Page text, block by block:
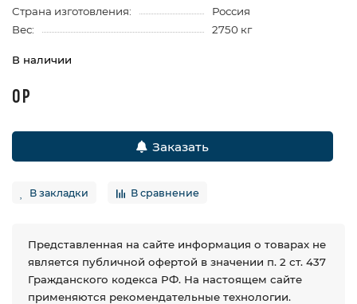
Страна изготовления:
Россия
Вес:
2750 кг
В наличии
0 Р
Заказать
В закладки В сравнение
Представленная на сайте информация о товарах не
является публичной офертой в значении п. 2 ст. 437
Гражданского кодекса РФ. На настоящем сайте
применяются рекомендательные технологии.